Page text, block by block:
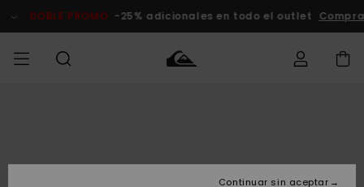
del
DOBLE PROMO -25% adicionales en todo el outlet
Envio
Continuar sin aceptar